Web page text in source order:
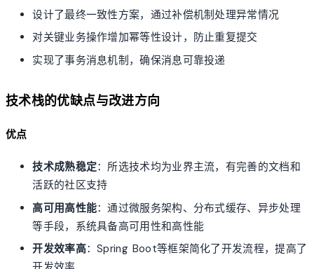
设计了最终一致性方案，通过补偿机制处理异常情况
对关键业务操作增加幂等性设计，防止重复提交
实现了事务消息机制，确保消息可靠投递
技术栈的优缺点与改进方向
优点
技术成熟稳定：所选技术均为业界主流，有完善的文档和
活跃的社区支持
高可用高性能：通过微服务架构、分布式缓存、异步处理
等手段，系统具备高可用性和高性能
开发效率高：Spring Boot等框架简化了开发流程，提高了